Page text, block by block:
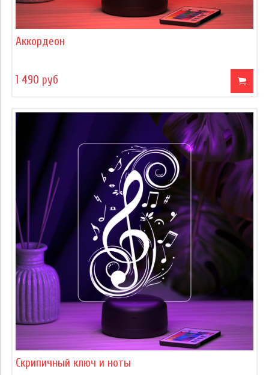
Аккордеон
1 490 руб
Скрипичный ключ и ноты